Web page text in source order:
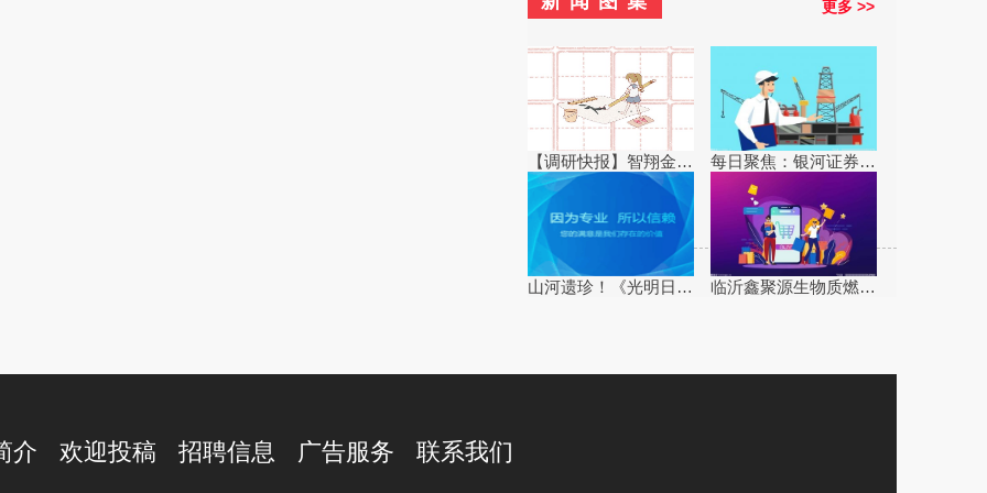
更多 >>
【调研快报】智翔金泰接待线上参与智翔金泰(688443)2025年年度暨2026年第一季度业绩说明会的全体投资者调研 每日聚焦：银河证券：钠离子电池行业2026年有望迎来产业奇点
山河遗珍！《光明日报》关注贵阳非遗传承 焦点短讯 临沂鑫聚源生物质燃料有限公司成立 注册资本10万人民币
介 欢迎投稿 招聘信息 广告服务 联系我们